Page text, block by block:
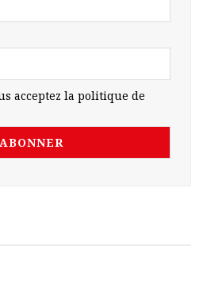
acceptez la politique de